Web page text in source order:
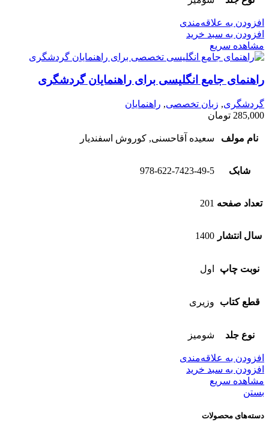
افزودن به علاقه‌مندی
افزودن به سبد خرید
مشاهده سریع
راهنمای جامع انگلیسی برای راهنمایان گردشگری
گردشگری, زبان تخصصی, راهنمایان
285,000 تومان
نام مولف سعیده آقا‌حسنی, کوروش اسفندیار
شابک 978-622-7423-49-5
تعداد صفحه 201
سال انتشار 1400
نوبت چاپ اول
قطع کتاب وزیری
نوع جلد شومیز
افزودن به علاقه‌مندی
افزودن به سبد خرید
مشاهده سریع
بستن
دسته‌های محصولات